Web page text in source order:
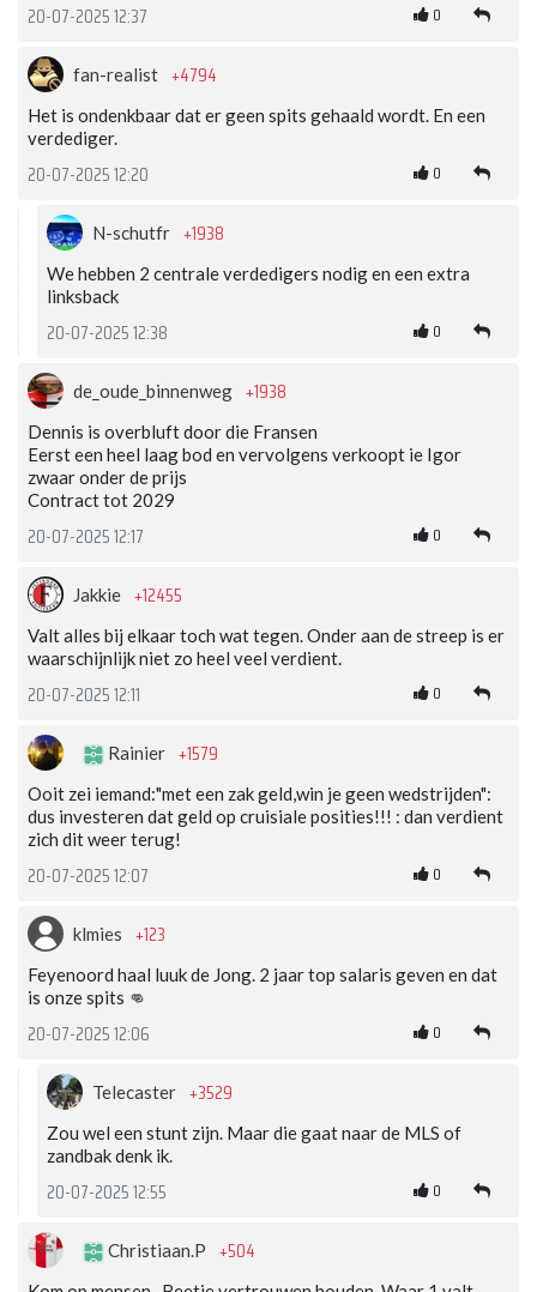
20-07-2025 12:37 0
fan-realist +4794
Het is ondenkbaar dat er geen spits gehaald wordt. En een
verdediger.
20-07-2025 12:20 0
N-schutfr +1938
We hebben 2 centrale verdedigers nodig en een extra
linksback
20-07-2025 12:38 0
de_oude_binnenweg +1938
Dennis is overbluft door die Fransen
Eerst een heel laag bod en vervolgens verkoopt ie Igor
zwaar onder de prijs
Contract tot 2029
20-07-2025 12:17 0
Jakkie +12455
Valt alles bij elkaar toch wat tegen. Onder aan de streep is er
waarschijnlijk niet zo heel veel verdient.
20-07-2025 12:11 0
Rainier +1579
Ooit zei iemand:"met een zak geld,win je geen wedstrijden":
dus investeren dat geld op cruisiale posities!!! : dan verdient
zich dit weer terug!
20-07-2025 12:07 0
klmies +123
Feyenoord haal luuk de Jong. 2 jaar top salaris geven en dat
is onze spits 👊
20-07-2025 12:06 0
Telecaster +3529
Zou wel een stunt zijn. Maar die gaat naar de MLS of
zandbak denk ik.
20-07-2025 12:55 0
Christiaan.P +504